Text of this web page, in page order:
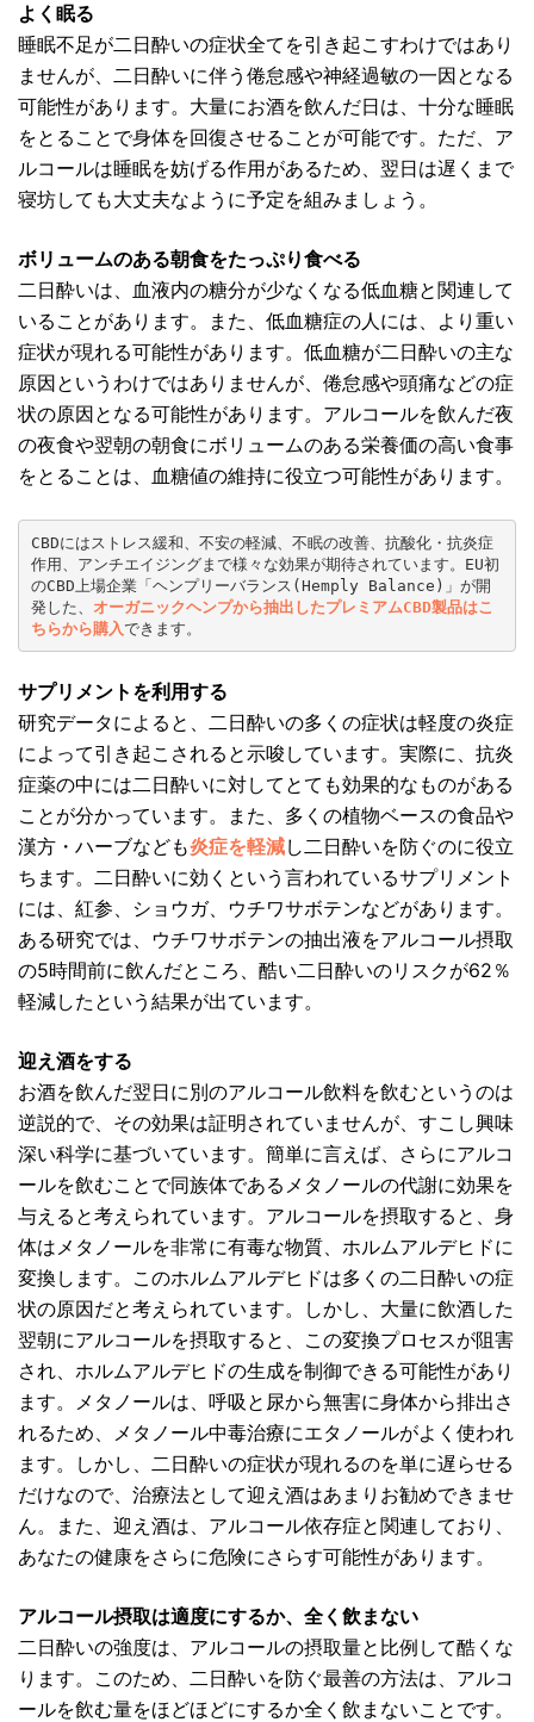
よく眠る
睡眠不足が二日酔いの症状全てを引き起こすわけではあり
ませんが、二日酔いに伴う倦怠感や神経過敏の一因となる
可能性があります。大量にお酒を飲んだ日は、十分な睡眠
をとることで身体を回復させることが可能です。ただ、ア
ルコールは睡眠を妨げる作用があるため、翌日は遅くまで
寝坊しても大丈夫なように予定を組みましょう。
ボリュームのある朝食をたっぷり食べる
二日酔いは、血液内の糖分が少なくなる低血糖と関連して
いることがあります。また、低血糖症の人には、より重い
症状が現れる可能性があります。低血糖が二日酔いの主な
原因というわけではありませんが、倦怠感や頭痛などの症
状の原因となる可能性があります。アルコールを飲んだ夜
の夜食や翌朝の朝食にボリュームのある栄養価の高い食事
をとることは、血糖値の維持に役立つ可能性があります。
CBDにはストレス緩和、不安の軽減、不眠の改善、抗酸化・抗炎症
作用、アンチエイジングまで様々な効果が期待されています。EU初
のCBD上場企業「ヘンプリーバランス(Hemply Balance)」が開
発した、 オーガニックヘンプから抽出したプレミアムCBD製品はこ
ちらから購入できます。
サプリメントを利用する
研究データによると、二日酔いの多くの症状は軽度の炎症
によって引き起こされると示唆しています。実際に、抗炎
症薬の中には二日酔いに対してとても効果的なものがある
ことが分かっています。また、多くの植物ベースの食品や
漢方・ハーブなども炎症を軽減し二日酔いを防ぐのに役立
ちます。二日酔いに効くという言われているサプリメント
には、紅参、ショウガ、ウチワサボテンなどがあります。
ある研究では、ウチワサボテンの抽出液をアルコール摂取
の5時間前に飲んだところ、酷い二日酔いのリスクが62％
軽減したという結果が出ています。
迎え酒をする
お酒を飲んだ翌日に別のアルコール飲料を飲むというのは
逆説的で、その効果は証明されていませんが、すこし興味
深い科学に基づいています。簡単に言えば、さらにアルコ
ールを飲むことで同族体であるメタノールの代謝に効果を
与えると考えられています。アルコールを摂取すると、身
体はメタノールを非常に有毒な物質、ホルムアルデヒドに
変換します。このホルムアルデヒドは多くの二日酔いの症
状の原因だと考えられています。しかし、大量に飲酒した
翌朝にアルコールを摂取すると、この変換プロセスが阻害
され、ホルムアルデヒドの生成を制御できる可能性があり
ます。メタノールは、呼吸と尿から無害に身体から排出さ
れるため、メタノール中毒治療にエタノールがよく使われ
ます。しかし、二日酔いの症状が現れるのを単に遅らせる
だけなので、治療法として迎え酒はあまりお勧めできませ
ん。また、迎え酒は、アルコール依存症と関連しており、
あなたの健康をさらに危険にさらす可能性があります。
アルコール摂取は適度にするか、全く飲まない
二日酔いの強度は、アルコールの摂取量と比例して酷くな
ります。このため、二日酔いを防ぐ最善の方法は、アルコ
ールを飲む量をほどほどにするか全く飲まないことです。